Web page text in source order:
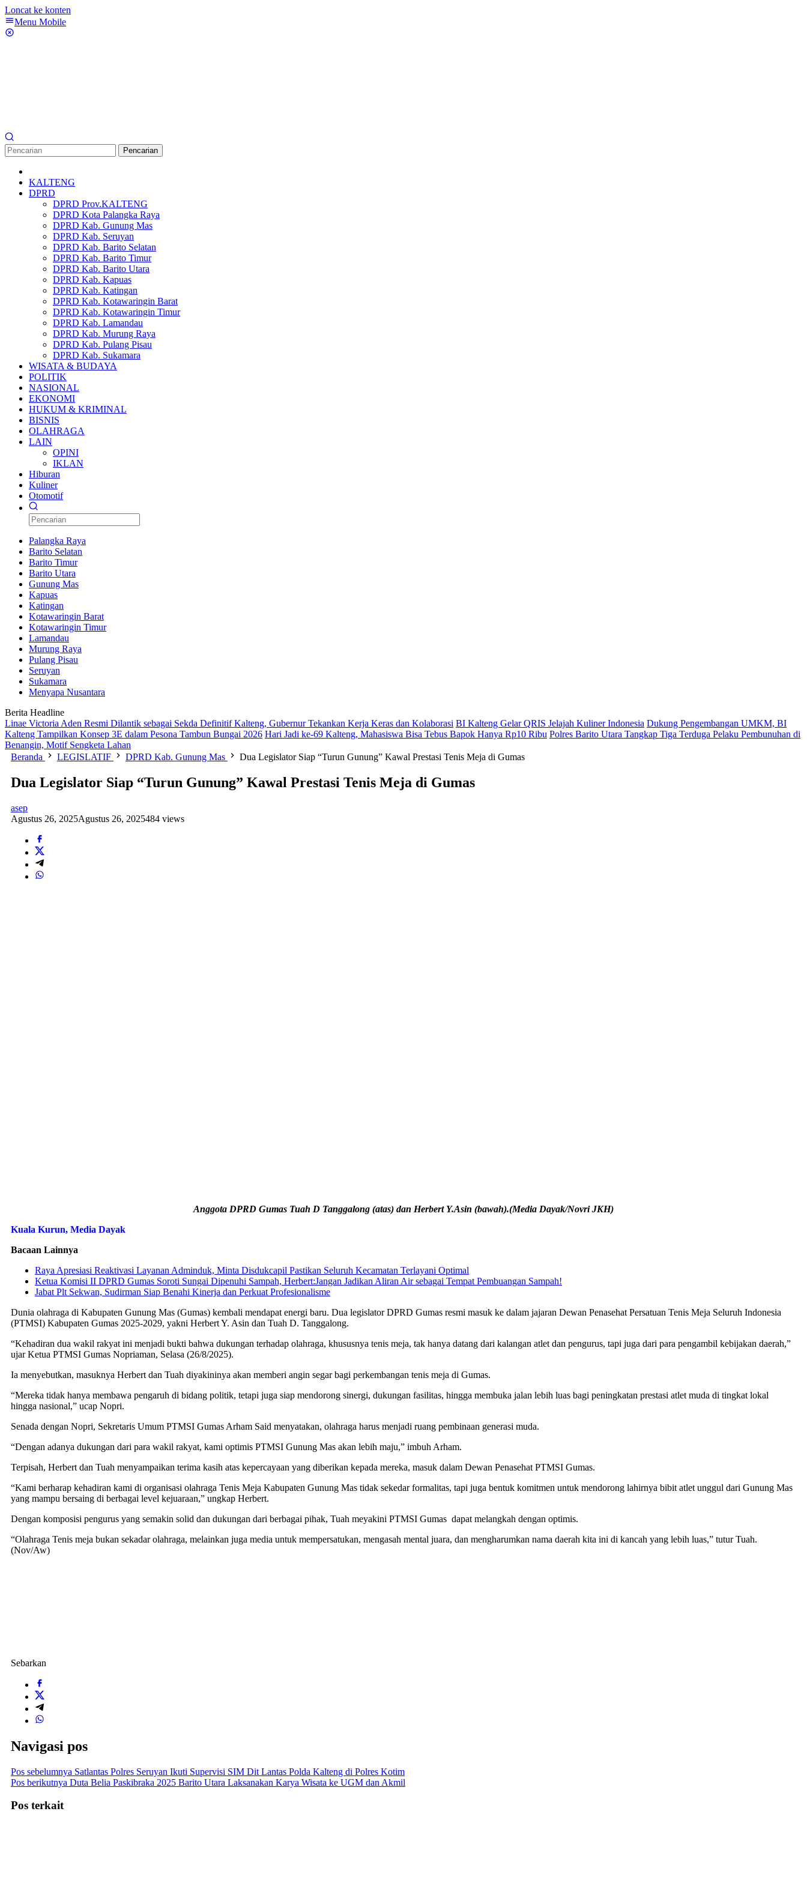
Loncat ke konten
Menu Mobile
Pencarian
KALTENG
DPRD
DPRD Prov.KALTENG
DPRD Kota Palangka Raya
DPRD Kab. Gunung Mas
DPRD Kab. Seruyan
DPRD Kab. Barito Selatan
DPRD Kab. Barito Timur
DPRD Kab. Barito Utara
DPRD Kab. Kapuas
DPRD Kab. Katingan
DPRD Kab. Kotawaringin Barat
DPRD Kab. Kotawaringin Timur
DPRD Kab. Lamandau
DPRD Kab. Murung Raya
DPRD Kab. Pulang Pisau
DPRD Kab. Sukamara
WISATA & BUDAYA
POLITIK
NASIONAL
EKONOMI
HUKUM & KRIMINAL
BISNIS
OLAHRAGA
LAIN
OPINI
IKLAN
Hiburan
Kuliner
Otomotif
Palangka Raya
Barito Selatan
Barito Timur
Barito Utara
Gunung Mas
Kapuas
Katingan
Kotawaringin Barat
Kotawaringin Timur
Lamandau
Murung Raya
Pulang Pisau
Seruyan
Sukamara
Menyapa Nusantara
Berita Headline
Linae Victoria Aden Resmi Dilantik sebagai Sekda Definitif Kalteng, Gubernur Tekankan Kerja Keras dan Kolaborasi BI Kalteng Gelar QRIS Jelajah Kuliner Indonesia Dukung Pengembangan UMKM, BI
Kalteng Tampilkan Konsep 3E dalam Pesona Tambun Bungai 2026 Hari Jadi ke-69 Kalteng, Mahasiswa Bisa Tebus Bapok Hanya Rp10 Ribu Polres Barito Utara Tangkap Tiga Terduga Pelaku Pembunuhan di
Benangin, Motif Sengketa Lahan
Beranda
LEGISLATIF DPRD Kab. Gunung Mas Dua Legislator Siap “Turun Gunung” Kawal Prestasi Tenis Meja di Gumas
Dua Legislator Siap “Turun Gunung” Kawal Prestasi Tenis Meja di Gumas
asep
Agustus 26, 2025Agustus 26, 2025484 views
Anggota DPRD Gumas Tuah D Tanggalong (atas) dan Herbert Y.Asin (bawah).(Media Dayak/Novri JKH)
Kuala Kurun, Media Dayak
Bacaan Lainnya
Raya Apresiasi Reaktivasi Layanan Adminduk, Minta Disdukcapil Pastikan Seluruh Kecamatan Terlayani Optimal
Ketua Komisi II DPRD Gumas Soroti Sungai Dipenuhi Sampah, Herbert:Jangan Jadikan Aliran Air sebagai Tempat Pembuangan Sampah!
Jabat Plt Sekwan, Sudirman Siap Benahi Kinerja dan Perkuat Profesionalisme
Dunia olahraga di Kabupaten Gunung Mas (Gumas) kembali mendapat energi baru. Dua legislator DPRD Gumas resmi masuk ke dalam jajaran Dewan Penasehat Persatuan Tenis Meja Seluruh Indonesia
(PTMSI) Kabupaten Gumas 2025-2029, yakni Herbert Y. Asin dan Tuah D. Tanggalong.
“Kehadiran dua wakil rakyat ini menjadi bukti bahwa dukungan terhadap olahraga, khususnya tenis meja, tak hanya datang dari kalangan atlet dan pengurus, tapi juga dari para pengambil kebijakan daerah,”
ujar Ketua PTMSI Gumas Nopriaman, Selasa (26/8/2025).
Ia menyebutkan, masuknya Herbert dan Tuah diyakininya akan memberi angin segar bagi perkembangan tenis meja di Gumas.
“Mereka tidak hanya membawa pengaruh di bidang politik, tetapi juga siap mendorong sinergi, dukungan fasilitas, hingga membuka jalan lebih luas bagi peningkatan prestasi atlet muda di tingkat lokal
hingga nasional,” ucap Nopri.
Senada dengan Nopri, Sekretaris Umum PTMSI Gumas Arham Said menyatakan, olahraga harus menjadi ruang pembinaan generasi muda.
“Dengan adanya dukungan dari para wakil rakyat, kami optimis PTMSI Gunung Mas akan lebih maju,” imbuh Arham.
Terpisah, Herbert dan Tuah menyampaikan terima kasih atas kepercayaan yang diberikan kepada mereka, masuk dalam Dewan Penasehat PTMSI Gumas.
“Kami berharap kehadiran kami di organisasi olahraga Tenis Meja Kabupaten Gunung Mas tidak sekedar formalitas, tapi juga bentuk komitmen untuk mendorong lahirnya bibit atlet unggul dari Gunung Mas
yang mampu bersaing di berbagai level kejuaraan,” ungkap Herbert.
Dengan komposisi pengurus yang semakin solid dan dukungan dari berbagai pihak, Tuah meyakini PTMSI Gumas dapat melangkah dengan optimis.
“Olahraga Tenis meja bukan sekadar olahraga, melainkan juga media untuk mempersatukan, mengasah mental juara, dan mengharumkan nama daerah kita ini di kancah yang lebih luas,” tutur Tuah.
(Nov/Aw)
Sebarkan
Navigasi pos
Pos sebelumnya Satlantas Polres Seruyan Ikuti Supervisi SIM Dit Lantas Polda Kalteng di Polres Kotim
Pos berikutnya Duta Belia Paskibraka 2025 Barito Utara Laksanakan Karya Wisata ke UGM dan Akmil
Pos terkait